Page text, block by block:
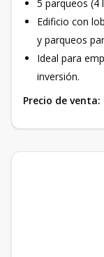
5 parqueos (4
Edificio con
y parqueos
Ideal para
inversión.
Precio de venta: